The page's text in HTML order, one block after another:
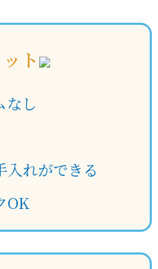
ット
なし
入れができる
OK